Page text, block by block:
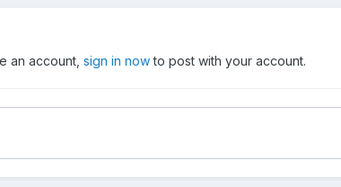
an account, sign in nowto post with your account.